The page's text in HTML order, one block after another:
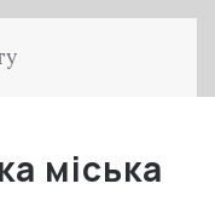
міська